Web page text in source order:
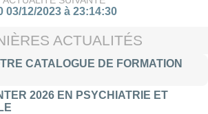
03/12/2023 à 23:14:30
ACTUALITÉS
CATALOGUE DE FORMATION
2026 EN PSYCHIATRIE ET